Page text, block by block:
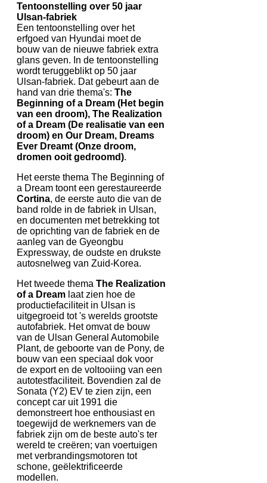
Tentoonstelling over 50 jaar
Ulsan-fabriek
Een tentoonstelling over het
erfgoed van Hyundai moet de
bouw van de nieuwe fabriek extra
glans geven. In de tentoonstelling
wordt teruggeblikt op 50 jaar
Ulsan-fabriek. Dat gebeurt aan de
hand van drie thema's: The
Beginning of a Dream (Het begin
van een droom), The Realization
of a Dream (De realisatie van een
droom) en Our Dream, Dreams
Ever Dreamt (Onze droom,
dromen ooit gedroomd).
Het eerste thema The Beginning of
a Dream toont een gerestaureerde
Cortina, de eerste auto die van de
band rolde in de fabriek in Ulsan,
en documenten met betrekking tot
de oprichting van de fabriek en de
aanleg van de Gyeongbu
Expressway, de oudste en drukste
autosnelweg van Zuid-Korea.
Het tweede thema The Realization
of a Dream laat zien hoe de
productiefaciliteit in Ulsan is
uitgegroeid tot 's werelds grootste
autofabriek. Het omvat de bouw
van de Ulsan General Automobile
Plant, de geboorte van de Pony, de
bouw van een speciaal dok voor
de export en de voltooiing van een
autotestfaciliteit. Bovendien zal de
Sonata (Y2) EV te zien zijn, een
concept car uit 1991 die
demonstreert hoe enthousiast en
toegewijd de werknemers van de
fabriek zijn om de beste auto's ter
wereld te creëren; van voertuigen
met verbrandingsmotoren tot
schone, geëlektrificeerde
modellen.